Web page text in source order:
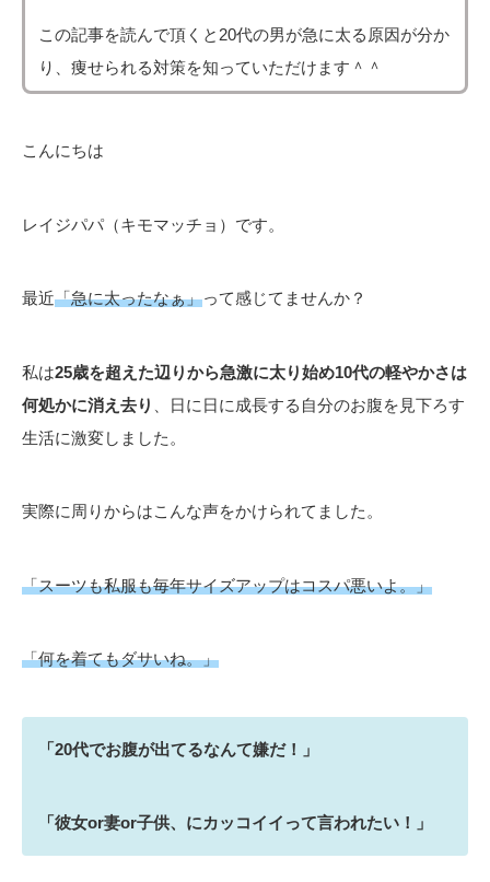
この記事を読んで頂くと20代の男が急に太る原因が分か
り、痩せられる対策を知っていただけます＾＾
こんにちは
レイジパパ（キモマッチョ）です。
最近「急に太ったなぁ」って感じてませんか？
私は25歳を超えた辺りから急激に太り始め10代の軽やかさは
何処かに消え去り
、日に日に成長する自分のお腹を見下ろす
生活に激変しました。
実際に周りからはこんな声をかけられてました。
「スーツも私服も毎年サイズアップはコスパ悪いよ。」
「何を着てもダサいね。」
「20代でお腹が出てるなんて嫌だ！」
「彼女or妻or子供、にカッコイイって言われたい！」